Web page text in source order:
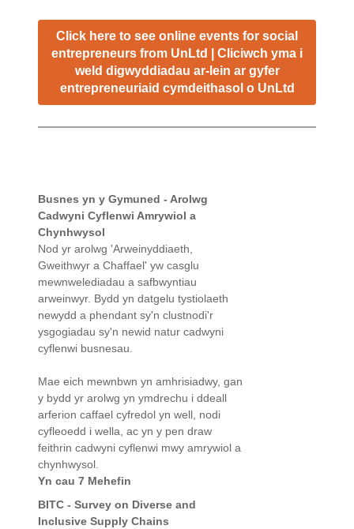
Click here to see online events for social
entrepreneurs from UnLtd | Cliciwch yma i
weld digwyddiadau ar-lein ar gyfer
entrepreneuriaid cymdeithasol o UnLtd
Busnes yn y Gymuned - Arolwg
Cadwyni Cyflenwi Amrywiol a
Chynhwysol
Nod yr arolwg 'Arweinyddiaeth,
Gweithwyr a Chaffael' yw casglu
mewnwelediadau a safbwyntiau
arweinwyr. Bydd yn datgelu tystiolaeth
newydd a phendant sy'n clustnodi'r
ysgogiadau sy'n newid natur cadwyni
cyflenwi busnesau.
Mae eich mewnbwn yn amhrisiadwy, gan
y bydd yr arolwg yn ymdrechu i ddeall
arferion caffael cyfredol yn well, nodi
cyfleoedd i wella, ac yn y pen draw
feithrin cadwyni cyflenwi mwy amrywiol a
chynhwysol.
Yn cau 7 Mehefin
BITC - Survey on Diverse and
Inclusive Supply Chains